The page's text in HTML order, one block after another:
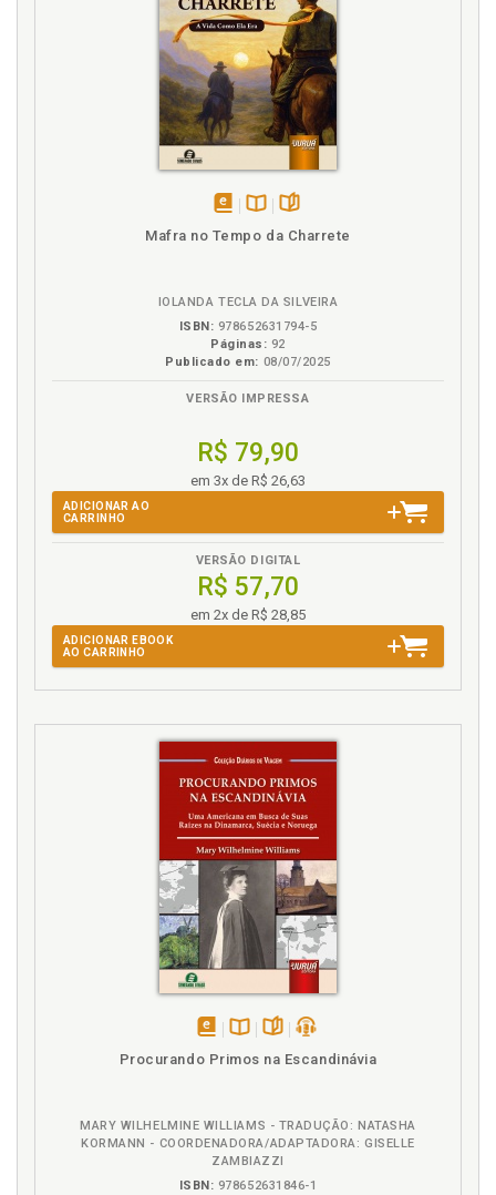
Alguns de seus mais conhecidos poemas traduzidos pelo
Autor e por José Lino Grünewald e outros, além de pequena
seleção de poemas de Pound incluídos em antologias
Uma observação necessária, p. 259
Gastón Figueira, passa Ezra Pound ao espanhol, p. 261
Bibliografia Utilizada, p. 273
disponívelDisponível
páginas
Mafra no Tempo da Charrete
IOLANDA TECLA DA SILVEIRA
ISBN: 978652631794-5
Páginas: 92
Publicado em: 08/07/2025
VERSÃO IMPRESSA
R$ 79,90
em 3x de R$ 26,63
ADICIONAR AO
CARRINHO
VERSÃO DIGITAL
R$ 57,70
em 2x de R$ 28,85
ADICIONAR EBOOK
AO CARRINHO
podcast
Procurando Primos na Escandinávia
MARY WILHELMINE WILLIAMS - TRADUÇÃO: NATASHA
KORMANN - COORDENADORA/ADAPTADORA: GISELLE
ZAMBIAZZI
ISBN: 978652631846-1